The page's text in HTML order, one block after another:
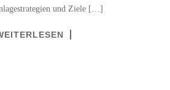
und Ziele […]